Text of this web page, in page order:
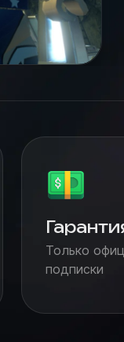
Только
подписки